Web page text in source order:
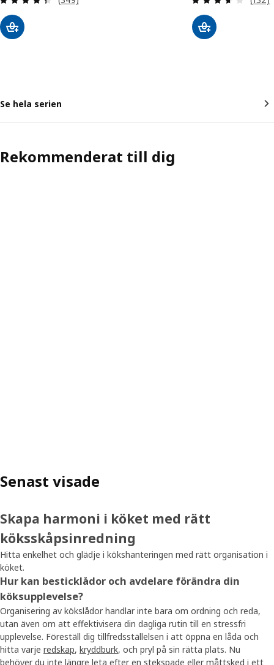
Se hela serien
Rekommenderat till dig
Senast visade
Skapa harmoni i köket med rätt
köksskåpsinredning
Hitta enkelhet och glädje i kökshanteringen med rätt organisation i
köket.
Hur kan besticklådor och avdelare förändra din
köksupplevelse?
Organisering av kökslådor handlar inte bara om ordning och reda,
utan även om att effektivisera din dagliga rutin till en stressfri
upplevelse. Föreställ dig tillfredsställelsen i att öppna en låda och
hitta varje redskap, kryddburk, och pryl på sin rätta plats. Nu
behöver du inte längre leta efter en stekspade eller måttsked i ett